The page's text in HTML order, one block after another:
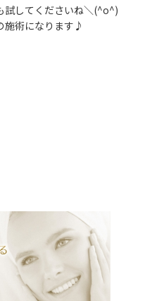
試してくださいね＼(^o^)
施術になります♪